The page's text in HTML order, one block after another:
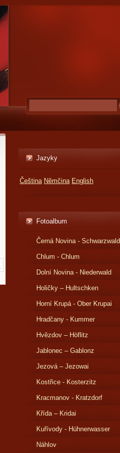
Jazyky
Čeština Němčina English
Fotoalbum
Černá Novina - Schwarzwald
Chlum - Chlum
Dolní Novina - Niederwald
Holičky – Hultschken
Horní Krupá - Ober Krupai
Hradčany - Kummer
Hvězdov – Höflitz
Jablonec – Gablonz
Jezová – Jezowai
Kostřice - Kosterzitz
Kracmanov - Kratzdorf
Křída – Kridai
Kuřívody - Hühnerwasser
Náhlov